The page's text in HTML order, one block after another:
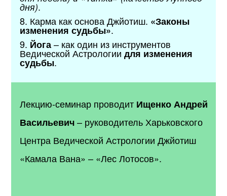
дня).
8. Карма как основа Джйотиш. «Законы
изменения судьбы».
9. Йога– как один из инструментов
Ведической Астрологиидля изменения
судьбы.
Лекцию-семинар проводит Ищенко Андрей
Васильевич– руководитель Харьковского
Центра Ведической Астрологии Джйотиш
«Камала Вана» – «Лес Лотосов».